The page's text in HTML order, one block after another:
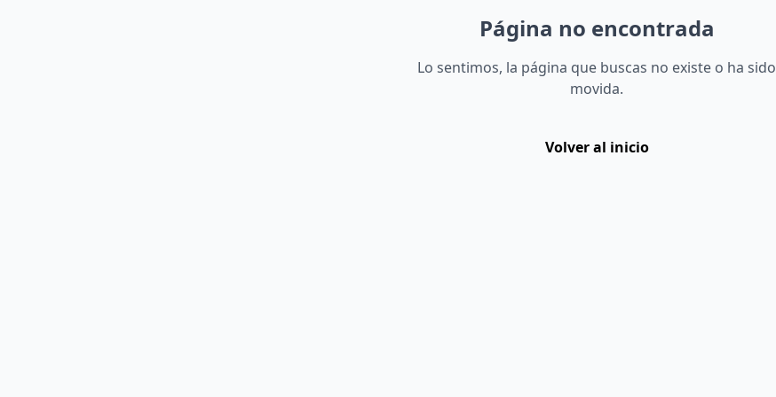
Página no encontrada
Lo sentimos, la página que buscas no existe o ha sido
movida.
Volver al inicio